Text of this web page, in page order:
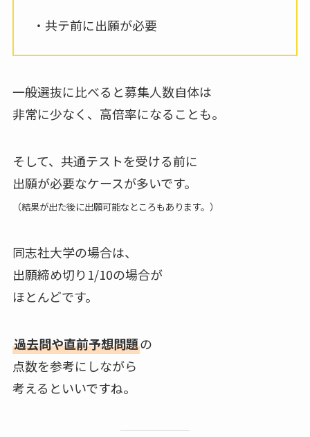
・共テ前に出願が必要
一般選抜に比べると募集人数自体は
非常に少なく、高倍率になることも。
そして、共通テストを受ける前に
出願が必要なケースが多いです。
（結果が出た後に出願可能なところもあります。）
同志社大学の場合は、
出願締め切り1/10の場合が
ほとんどです。
過去問や直前予想問題の
点数を参考にしながら
考えるといいですね。